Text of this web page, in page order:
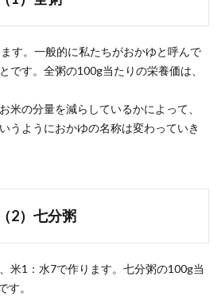
す。一般的に私たちがおかゆと呼んで
です。全粥の100g当たりの栄養価は、
米の分量を減らしているかによって、
うようにおかゆの名称は変わっていき
2）七分粥
米1：水7で作ります。七分粥の100g当
す。